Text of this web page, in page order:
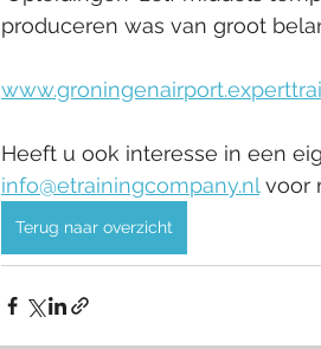
produceren was van groot
Heeft u ook interesse in een
info@etrainingcompany.nl voor
Terug naar overzicht